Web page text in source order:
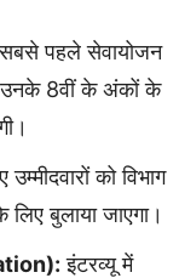
पहले सेवायोजन
उनके 8वीं के अंकों के
को विभाग
बुलाया जाएगा।
इंटरव्यू में